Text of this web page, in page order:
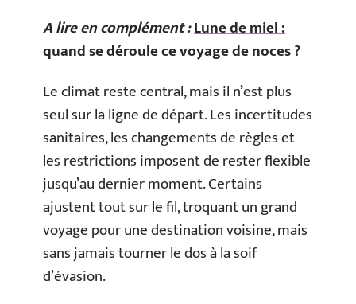
A lire en complément :Lune de miel :
quand se déroule ce voyage de noces ?
Le climat reste central, mais il n’est plus
seul sur la ligne de départ. Les incertitudes
sanitaires, les changements de règles et
les restrictions imposent de rester flexible
jusqu’au dernier moment. Certains
ajustent tout sur le fil, troquant un grand
voyage pour une destination voisine, mais
sans jamais tourner le dos à la soif
d’évasion.